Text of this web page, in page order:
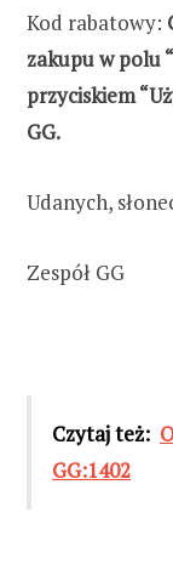
Kod rabatowy:
zakupu w polu
przyciskiem
GG.
Udanych,
Zespół GG
Czytaj też:
GG:1402